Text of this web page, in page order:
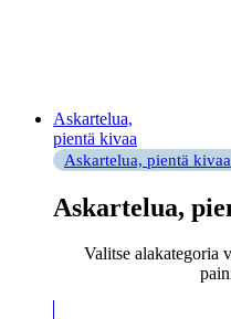
Askartelua,
pientä kivaa
Askartelua, pientä kivaa
Askartelua,
Valitse alakategoria